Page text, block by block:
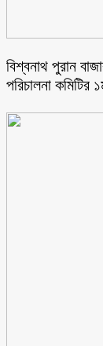
বিশ্বনাথ পুরান
পরিচালনা কমিটির